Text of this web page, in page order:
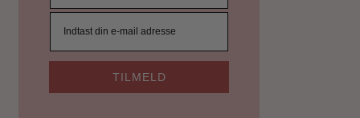
TILMELD